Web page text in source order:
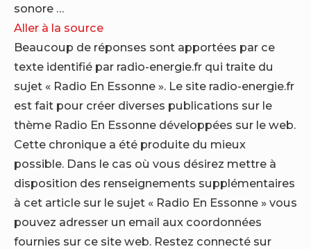
sonore …
Aller à la source
Beaucoup de réponses sont apportées par ce
texte identifié par radio-energie.fr qui traite du
sujet « Radio En Essonne ». Le site radio-energie.fr
est fait pour créer diverses publications sur le
thème Radio En Essonne développées sur le web.
Cette chronique a été produite du mieux
possible. Dans le cas où vous désirez mettre à
disposition des renseignements supplémentaires
à cet article sur le sujet « Radio En Essonne » vous
pouvez adresser un email aux coordonnées
fournies sur ce site web. Restez connecté sur